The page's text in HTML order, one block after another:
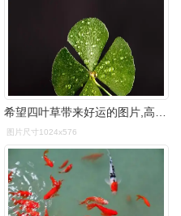
图片尺寸1024x576